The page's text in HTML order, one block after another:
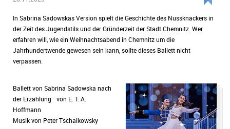
In Sabrina Sadowskas Version spielt die Geschichte des Nussknackers in
der Zeit des Jugendstils und der Gründerzeit der Stadt Chemnitz. Wer
erfahren will, wie ein Weihnachtsabend in Chemnitz um die
Jahrhundertwende gewesen sein kann, sollte dieses Ballett nicht
verpassen.
Ballett von Sabrina Sadowska nach
der Erzählung von E. T. A.
Hoffmann
Musik von Peter Tschaikowsky